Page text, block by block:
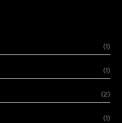
(1)
(1)
(2)
(1)